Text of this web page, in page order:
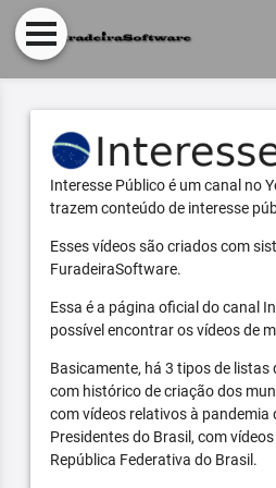
Interesse Público é um canal no
trazem conteúdo de interesse
Esses vídeos são criados com
FuradeiraSoftware.
Essa é a página oficial do canal
possível encontrar os vídeos de
Basicamente, há 3 tipos de listas
com histórico de criação dos
com vídeos relativos à pandemia
Presidentes do Brasil, com
República Federativa do Brasil.